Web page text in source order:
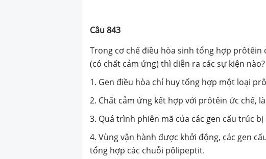
prôtêin ức chế, làm
ức chế. 3. Quá
gen cấu trúc bị ức
được mARN. 4.
khởi động, các gen
tổng hợp mARN, từ
chuỗi pôlipeptit.
Câu843
Trong cơ chế điều hòa sinh tổng hợp
(có chất cảm ứng) thì diễn ra các sự kiện nào?
1. Gen điều hòa chỉ huy tổng hợp một loại
2. Chất cảm ứng kết hợp với prôtêin ức chế,
3. Quá trình phiên mã của các gen cấu trúc
4. Vùng vận hành được khởi động, các gen
tổng hợp các chuỗi pôlipeptit.